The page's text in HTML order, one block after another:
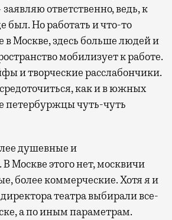
ответственно, ведь, к
был. Но работать и что-то
в Москве, здесь больше людей и
мобилизует к работе.
и творческие расслабончики.
как и в южных
петербуржцы чуть-чуть
душевные и
Москве этого нет, москвичи
более коммерческие. Хотя я и
театра выбирали все-
а по иным параметрам.